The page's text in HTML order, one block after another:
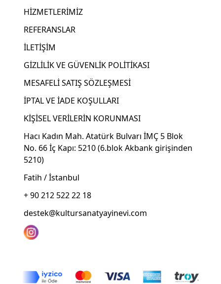
HİZMETLERİMİZ
REFERANSLAR
İLETİŞİM
GİZLİLİK VE GÜVENLİK POLİTİKASI
MESAFELİ SATIŞ SÖZLEŞMESİ
İPTAL VE İADE KOŞULLARI
KİŞİSEL VERİLERİN KORUNMASI
Hacı Kadın Mah. Atatürk Bulvarı İMÇ 5 Blok
No. 66 İç Kapı: 5210 (6.blok Akbank girişinden
5210)
Fatih / İstanbul
+ 90 212 522 22 18
destek@kultursanatyayinevi.com